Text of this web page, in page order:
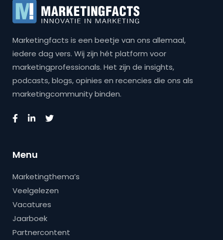
Marketingfacts is een beetje van ons allemaal,
iedere dag vers. Wij zijn hét platform voor
marketingprofessionals. Het zijn de insights,
podcasts, blogs, opinies en recencies die ons als
marketingcommunity binden.
Menu
Marketingthema’s
Veelgelezen
Vacatures
Jaarboek
Partnercontent